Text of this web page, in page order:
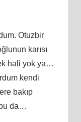
Otuzbir
karısı
hali yok ya…
kendi
bakıp
da…